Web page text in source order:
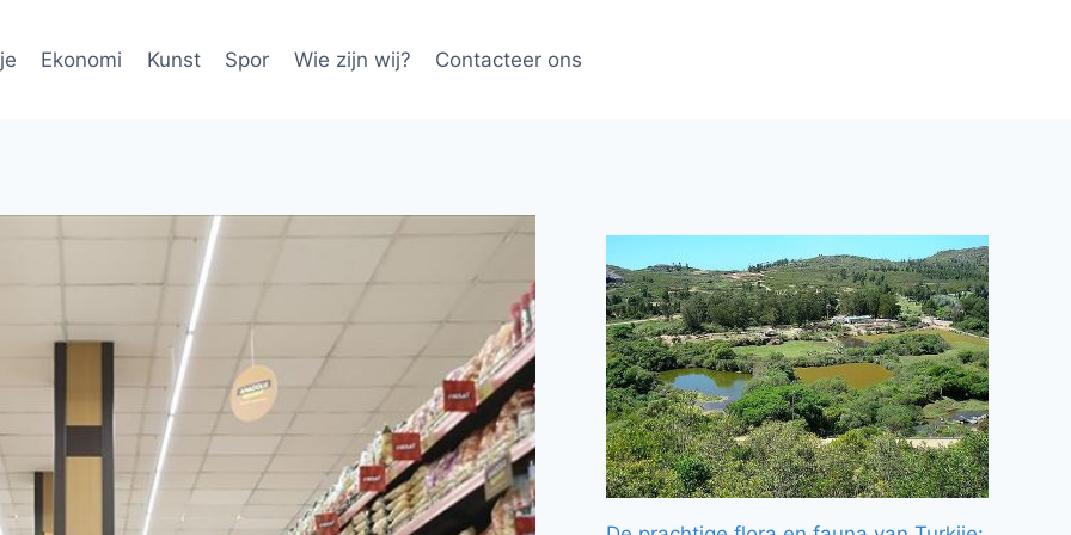
Ekonomi Kunst Spor Wie zijn wij? Contacteer ons